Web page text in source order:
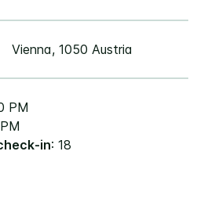
Vienna, 1050 Austria
PM
in: 18